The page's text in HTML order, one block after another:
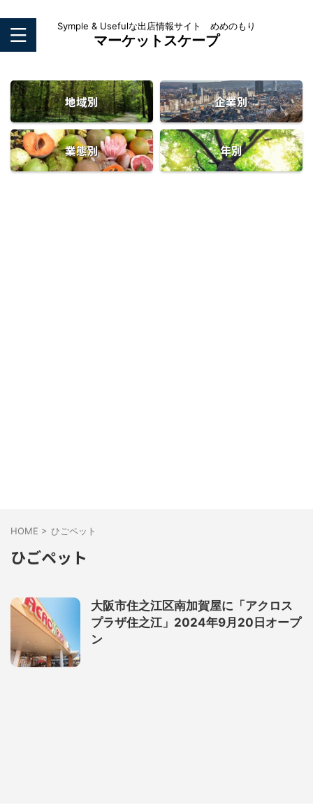
Symple & Usefulな出店情報サイト めめのもり
マーケットスケープ
地域別 企業別
業態別 年別
HOME > ひごペット
ひごペット
大阪市住之江区南加賀屋に「アクロス
プラザ住之江」2024年9月20日オープ
ン